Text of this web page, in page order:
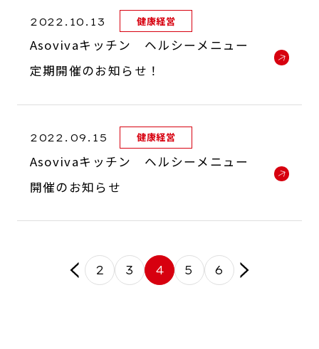
2022.10.13 健康経営
Asovivaキッチン ヘルシーメニュー
定期開催のお知らせ！
2022.09.15 健康経営
Asovivaキッチン ヘルシーメニュー
開催のお知らせ
2 3 4 5 6